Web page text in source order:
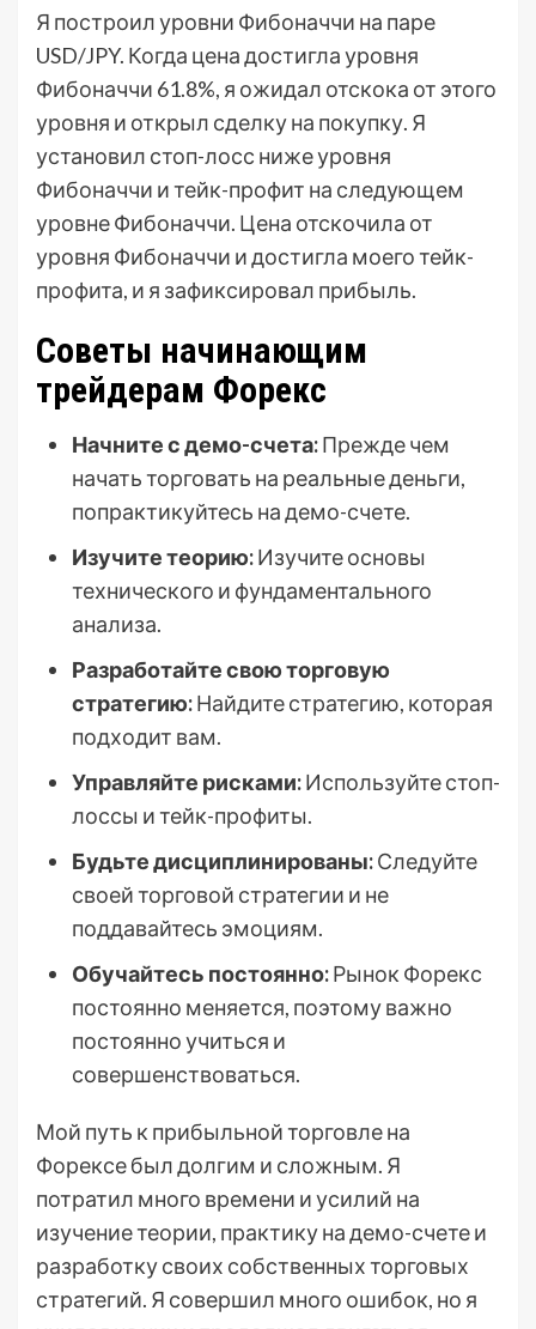
Я построил уровни Фибоначчи на паре
USD/JPY. Когда цена достигла уровня
Фибоначчи 61.8%, я ожидал отскока от этого
уровня и открыл сделку на покупку. Я
установил стоп-лосс ниже уровня
Фибоначчи и тейк-профит на следующем
уровне Фибоначчи. Цена отскочила от
уровня Фибоначчи и достигла моего тейк-
профита, и я зафиксировал прибыль.
Советы начинающим
трейдерам Форекс
Начните с демо-счета:Прежде чем
начать торговать на реальные деньги,
попрактикуйтесь на демо-счете.
Изучите теорию:Изучите основы
технического и фундаментального
анализа.
Разработайте свою торговую
стратегию:Найдите стратегию, которая
подходит вам.
Управляйте рисками:Используйте стоп-
лоссы и тейк-профиты.
Будьте дисциплинированы:Следуйте
своей торговой стратегии и не
поддавайтесь эмоциям.
Обучайтесь постоянно:Рынок Форекс
постоянно меняется, поэтому важно
постоянно учиться и
совершенствоваться.
Мой путь к прибыльной торговле на
Форексе был долгим и сложным. Я
потратил много времени и усилий на
изучение теории, практику на демо-счете и
разработку своих собственных торговых
стратегий. Я совершил много ошибок, но я